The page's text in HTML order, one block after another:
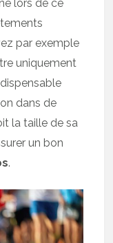
lors de ce
par exemple
uniquement
dans de
la taille de sa
un bon
.